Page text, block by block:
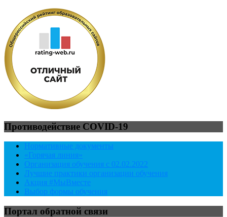
Противодействие COVID-19
Нормативные документы
«Горячая линия»
Организация обучения с 02.02.2022
Лучшие практики организации обучения
Акция #МыВместе
Выбор формы обучения
Портал обратной связи